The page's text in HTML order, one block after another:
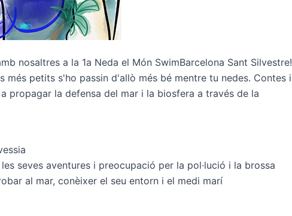
nosaltres a la 1a Neda el Món SwimBarcelona Sant Silvestre!
petits s'ho passin d'allò més bé mentre tu nedes. Contes i
propagar la defensa del mar i la biosfera a través de la
seves aventures i preocupació per la pol·lució i la brossa
al mar, conèixer el seu entorn i el medi marí